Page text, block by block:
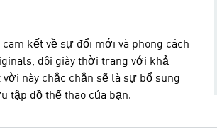
kết về sự đổi mới và phong cách
đôi giày thời trang với khả
này chắc chắn sẽ là sự bổ sung
tập đồ thể thao của bạn.